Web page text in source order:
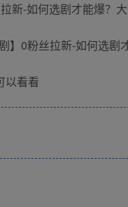
拉新-如何选剧才能爆？
以看看